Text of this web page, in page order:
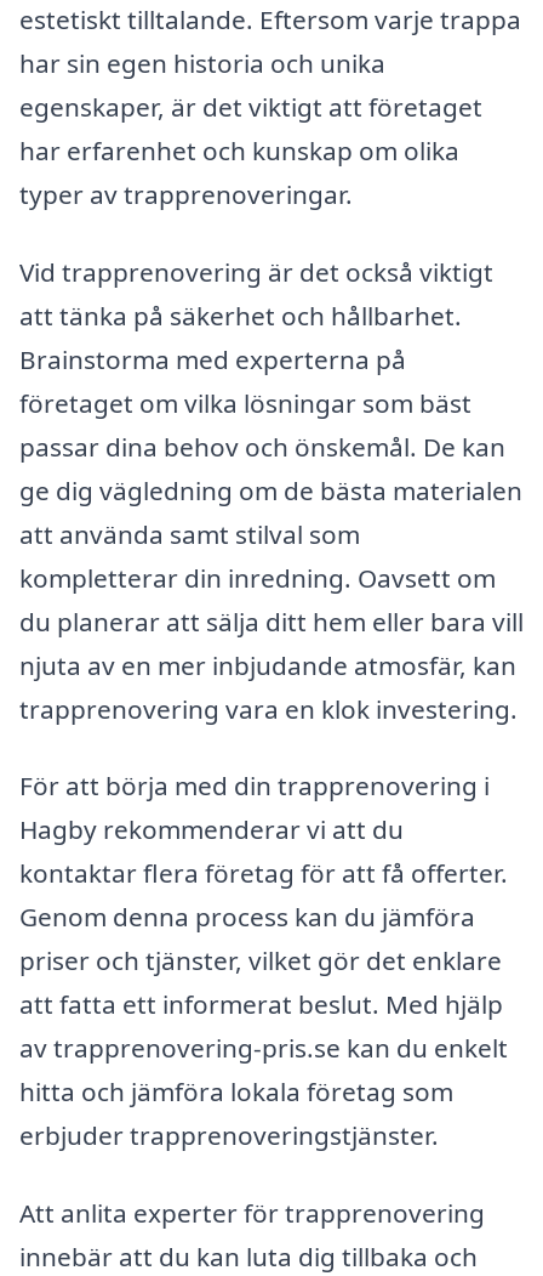
estetiskt tilltalande. Eftersom varje trappa
har sin egen historia och unika
egenskaper, är det viktigt att företaget
har erfarenhet och kunskap om olika
typer av trapprenoveringar.
Vid trapprenovering är det också viktigt
att tänka på säkerhet och hållbarhet.
Brainstorma med experterna på
företaget om vilka lösningar som bäst
passar dina behov och önskemål. De kan
ge dig vägledning om de bästa materialen
att använda samt stilval som
kompletterar din inredning. Oavsett om
du planerar att sälja ditt hem eller bara vill
njuta av en mer inbjudande atmosfär, kan
trapprenovering vara en klok investering.
För att börja med din trapprenovering i
Hagby rekommenderar vi att du
kontaktar flera företag för att få offerter.
Genom denna process kan du jämföra
priser och tjänster, vilket gör det enklare
att fatta ett informerat beslut. Med hjälp
av trapprenovering-pris.se kan du enkelt
hitta och jämföra lokala företag som
erbjuder trapprenoveringstjänster.
Att anlita experter för trapprenovering
innebär att du kan luta dig tillbaka och